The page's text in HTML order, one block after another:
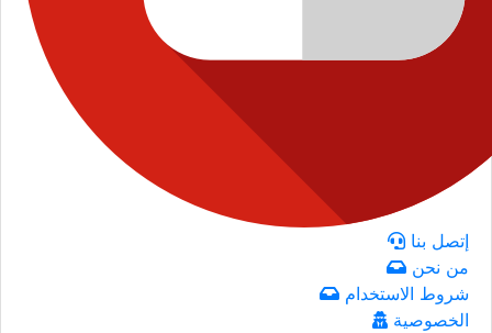
إتصل بنا
من نحن
شروط الاستخدام
الخصوصية